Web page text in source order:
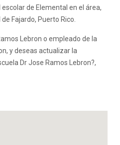
de Elemental en el área,
Fajardo, Puerto Rico.
Lebron o empleado de la
y deseas actualizar la
Dr Jose Ramos Lebron?,